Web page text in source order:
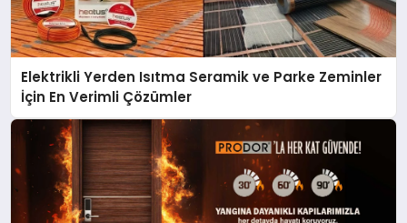
Elektrikli Yerden Isıtma Seramik ve Parke Zeminler
İçin En Verimli Çözümler